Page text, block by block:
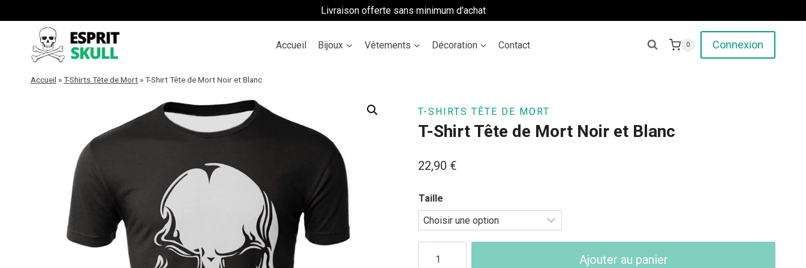
au
Livraison offerte sans minimum d'achat
Accueil Bijoux Vêtements Décoration Contact 0 Connexion
Accueil »T-Shirts Tête de Mort »T-Shirt Tête de Mort Noir et Blanc
T-SHIRTS TÊTE DE MORT
T-Shirt Tête de Mort Noir et Blanc
22,90 €
Taille
Ajouter au panier